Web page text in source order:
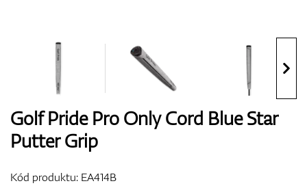
Bagy
Golf Pride Pro Only Cord Blue Star
Putter Grip
Kód produktu: EA414B